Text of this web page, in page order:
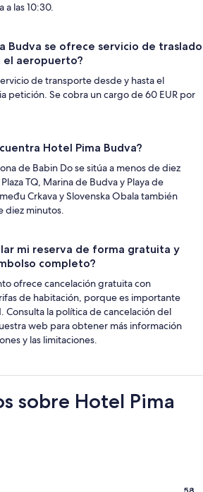
a las 10:30.
Budva se ofrece servicio de traslado
el aeropuerto?
de transporte desde y hasta el
petición. Se cobra un cargo de 60 EUR por
Hotel Pima Budva?
de Babin Do se sitúa a menos de diez
TQ, Marina de Budva y Playa de
Crkava y Slovenska Obala también
diez minutos.
mi reserva de forma gratuita y
completo?
ofrece cancelación gratuita con
de habitación, porque es importante
la política de cancelación del
web para obtener más información
y las limitaciones.
sobre Hotel Pima